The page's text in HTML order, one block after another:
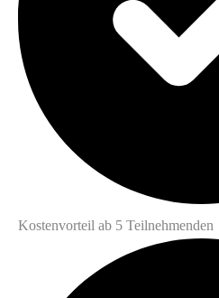
Kostenvorteil ab 5 Teilnehmenden